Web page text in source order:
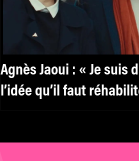
Agnès Jaoui : « Je suis
l’idée qu’il faut